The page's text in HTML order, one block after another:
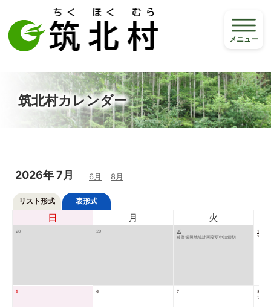
メニュー
筑北村カレンダー
2026年7月
リスト形式 表形式
6月 8月
日 月 火
28 29
30
農業振興地域計画変更申請締切
1
可燃物
5 6 7
8
可燃物